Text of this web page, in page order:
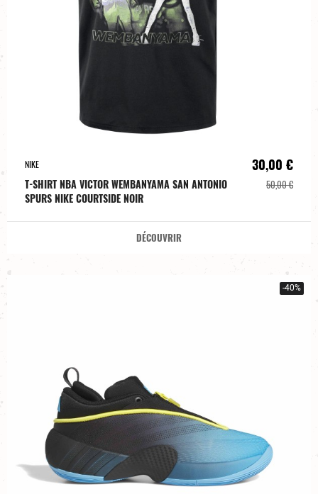
NIKE
T-SHIRT NBA VICTOR WEMBANYAMA SAN ANTONIO
SPURS NIKE COURTSIDE NOIR
30,00 €
50,00 €
DÉCOUVRIR
-40%